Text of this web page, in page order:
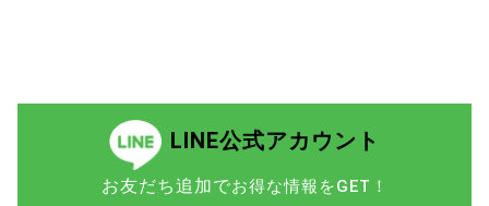
LINE公式アカウント
お友だち追加でお得な情報をGET！